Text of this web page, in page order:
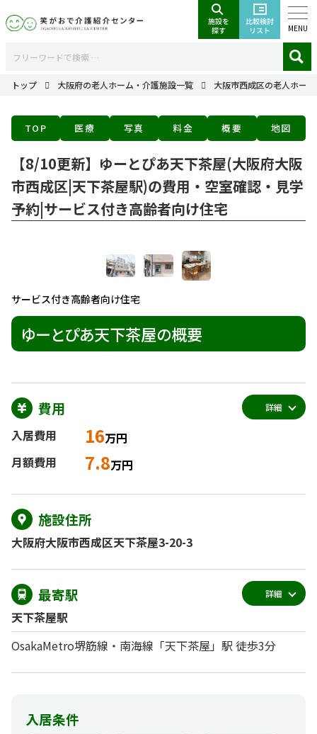
MENU
トップ 大阪府の老人ホーム・介護施設一覧 大阪市西成区の老人ホー
TOP 医療 写真 料金 概要 地図
【8/10更新】ゆーとぴあ天下茶屋(大阪府大阪
市西成区|天下茶屋駅)の費用・空室確認・見学
予約|サービス付き高齢者向け住宅
サービス付き高齢者向け住宅
ゆーとぴあ天下茶屋の概要
費用
入居費用 16万円
月額費用
7.8万円
詳細
施設住所
大阪府大阪市西成区天下茶屋3-20-3
最寄駅
天下茶屋駅
OsakaMetro堺筋線・南海線「天下茶屋」駅 徒歩3分
詳細
入居条件